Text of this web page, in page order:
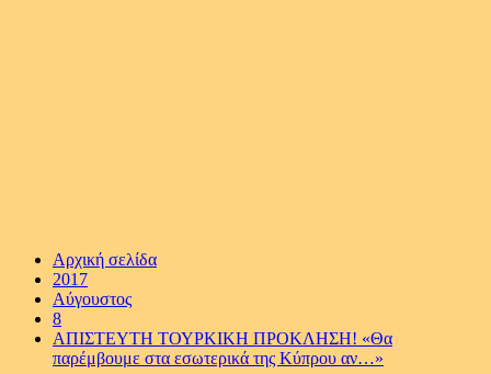
Αρχική σελίδα
2017
Αύγουστος
8
ΑΠΙΣΤΕΥΤΗ ΤΟΥΡΚΙΚΗ ΠΡΟΚΛΗΣΗ! «Θα
παρέμβουμε στα εσωτερικά της Κύπρου αν…»